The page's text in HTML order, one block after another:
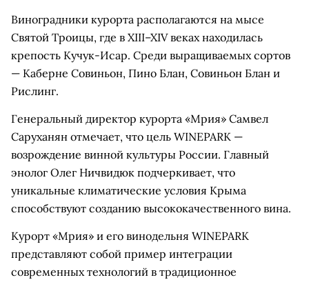
Виноградники курорта располагаются на мысе
Святой Троицы, где в XIII–XIV веках находилась
крепость Кучук-Исар. Среди выращиваемых сортов
— Каберне Совиньон, Пино Блан, Совиньон Блан и
Рислинг.
Генеральный директор курорта «Мрия» Самвел
Саруханян отмечает, что цель WINEPARK —
возрождение винной культуры России. Главный
энолог Олег Ничвидюк подчеркивает, что
уникальные климатические условия Крыма
способствуют созданию высококачественного вина.
Курорт «Мрия» и его винодельня WINEPARK
представляют собой пример интеграции
современных технологий в традиционное